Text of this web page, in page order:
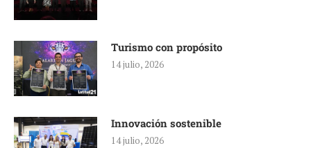
Turismo con propósito
14 julio, 2026
Innovación sostenible
14 julio, 2026